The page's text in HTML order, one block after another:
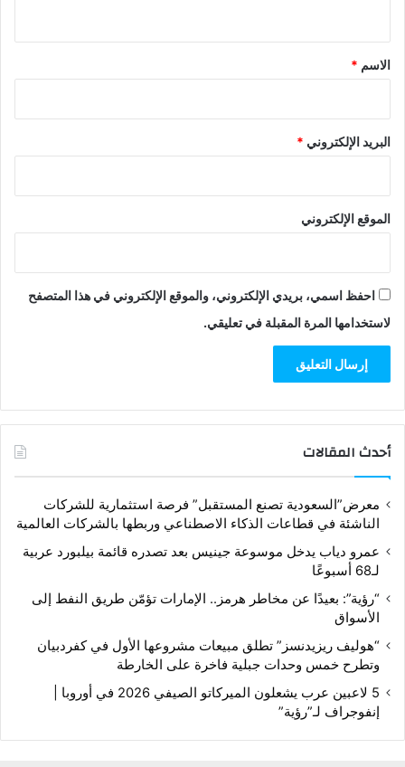
*
الاسم *
البريد الإلكتروني *
الموقع الإلكتروني
احفظ اسمي، بريدي الإلكتروني، والموقع الإلكتروني في هذا المتصفح
لاستخدامها المرة المقبلة في تعليقي.
أحدث المقالات
معرض”السعودية تصنع المستقبل” فرصة استثمارية للشركات
الناشئة في قطاعات الذكاء الاصطناعي وربطها بالشركات العالمية
عمرو دياب يدخل موسوعة جينيس بعد تصدره قائمة بيلبورد عربية
لـ68 أسبوعًا
“رؤية”: بعيدًا عن مخاطر هرمز.. الإمارات تؤمّن طريق النفط إلى
الأسواق
“هوليف ريزيدنسز” تطلق مبيعات مشروعها الأول في كفردبيان
وتطرح خمس وحدات جبلية فاخرة على الخارطة
5 لاعبين عرب يشعلون الميركاتو الصيفي 2026 في أوروبا |
إنفوجراف لـ”رؤية”